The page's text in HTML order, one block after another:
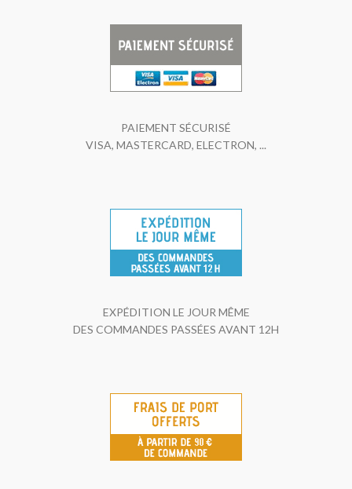
PAIEMENT SÉCURISÉ
VISA, MASTERCARD, ELECTRON, ...
EXPÉDITION LE JOUR MÊME
DES COMMANDES PASSÉES AVANT 12H